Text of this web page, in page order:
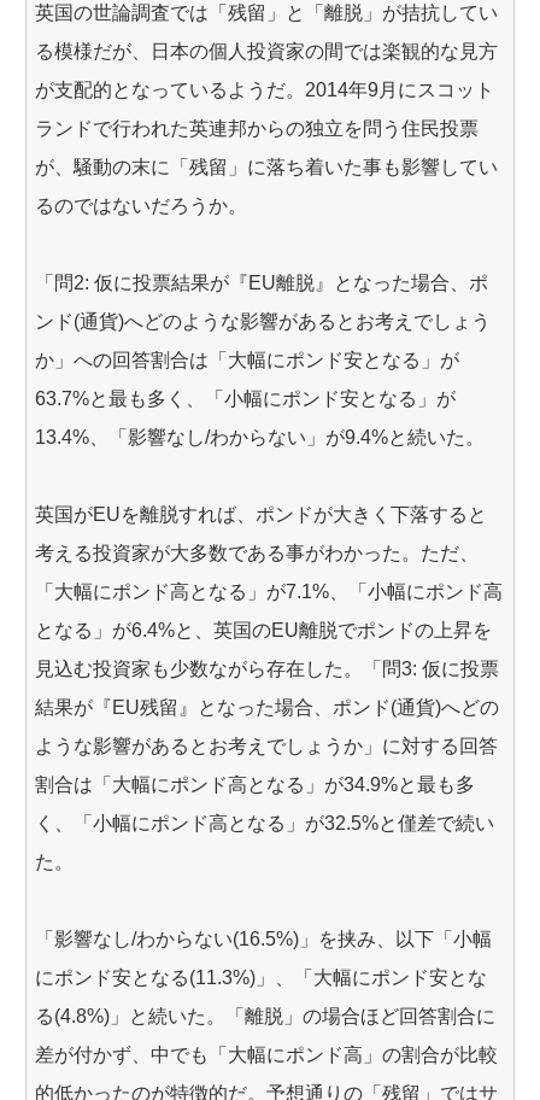
英国の世論調査では「残留」と「離脱」が拮抗してい
る模様だが、日本の個人投資家の間では楽観的な見方
が支配的となっているようだ。2014年9月にスコット
ランドで行われた英連邦からの独立を問う住民投票
が、騒動の末に「残留」に落ち着いた事も影響してい
るのではないだろうか。
「問2: 仮に投票結果が『EU離脱』となった場合、ポ
ンド(通貨)へどのような影響があるとお考えでしょう
か」への回答割合は「大幅にポンド安となる」が
63.7%と最も多く、「小幅にポンド安となる」が
13.4%、「影響なし/わからない」が9.4%と続いた。
英国がEUを離脱すれば、ポンドが大きく下落すると
考える投資家が大多数である事がわかった。ただ、
「大幅にポンド高となる」が7.1%、「小幅にポンド高
となる」が6.4%と、英国のEU離脱でポンドの上昇を
見込む投資家も少数ながら存在した。「問3: 仮に投票
結果が『EU残留』となった場合、ポンド(通貨)へどの
ような影響があるとお考えでしょうか」に対する回答
割合は「大幅にポンド高となる」が34.9%と最も多
く、「小幅にポンド高となる」が32.5%と僅差で続い
た。
「影響なし/わからない(16.5%)」を挟み、以下「小幅
にポンド安となる(11.3%)」、「大幅にポンド安とな
る(4.8%)」と続いた。「離脱」の場合ほど回答割合に
差が付かず、中でも「大幅にポンド高」の割合が比較
的低かったのが特徴的だ。予想通りの「残留」ではサ